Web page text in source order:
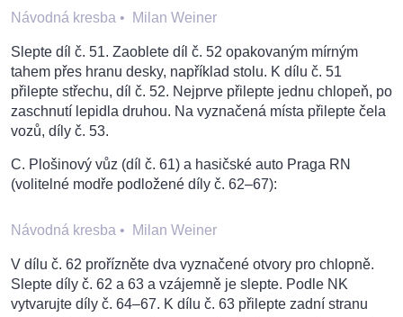
Návodná kresba • Milan Weiner
Slepte díl č. 51. Zaoblete díl č. 52 opakovaným mírným
tahem přes hranu desky, například stolu. K dílu č. 51
přilepte střechu, díl č. 52. Nejprve přilepte jednu chlopeň, po
zaschnutí lepidla druhou. Na vyznačená místa přilepte čela
vozů, díly č. 53.
C. Plošinový vůz (díl č. 61) a hasičské auto Praga RN
(volitelné modře podložené díly č. 62–67):
Návodná kresba • Milan Weiner
V dílu č. 62 prořízněte dva vyznačené otvory pro chlopně.
Slepte díly č. 62 a 63 a vzájemně je slepte. Podle NK
vytvarujte díly č. 64–67. K dílu č. 63 přilepte zadní stranu